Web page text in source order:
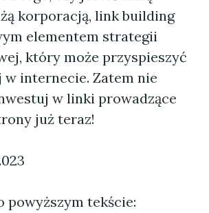
korporacją, link building
elementem strategii
który może przyspieszyć
internecie. Zatem nie
w linki prowadzące
już teraz!
powyższym tekście: